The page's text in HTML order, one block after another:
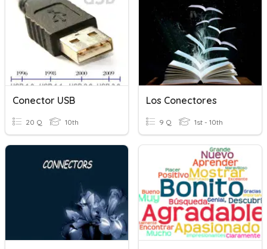
Conector USB
20 Q 10th
Los Conectores
9 Q 1st - 10th